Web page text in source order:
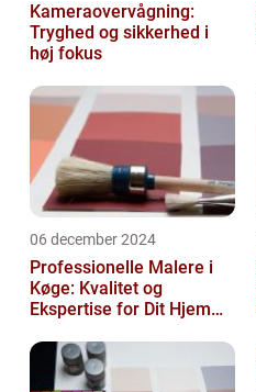
Kameraovervågning:
Tryghed og sikkerhed i
høj fokus
06 december 2024
Professionelle Malere i
Køge: Kvalitet og
Ekspertise for Dit Hjem